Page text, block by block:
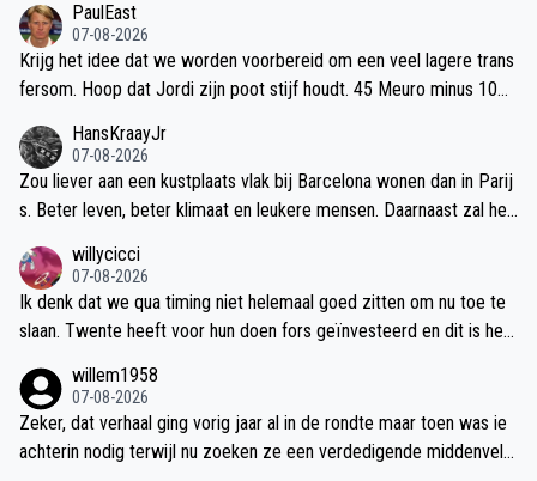
PaulEast
07-08-2026
Krijg het idee dat we worden voorbereid om een veel lagere trans
fersom. Hoop dat Jordi zijn poot stijf houdt. 45 Meuro minus 10%
een transfer. Niet slechter.
HansKraayJr
07-08-2026
Zou liever aan een kustplaats vlak bij Barcelona wonen dan in Parij
s. Beter leven, beter klimaat en leukere mensen. Daarnaast zal het
pelers en in een leukere competitie. Beide spelen in de CL. Ik zou
ook Barca boven Parijs verkiezen.
willycicci
07-08-2026
Ik denk dat we qua timing niet helemaal goed zitten om nu toe te
slaan. Twente heeft voor hun doen fors geïnvesteerd en dit is het
joen en dat zal na dit seizoen echt richting de 20 tot 30 gaan als hi
j zo doorgaat. Geruchten gaan al dat er een bod van 18 miljoen is
afgewezen. Je had misschien kans gehad direct na afloop van vori
willem1958
07-08-2026
Zeker, dat verhaal ging vorig jaar al in de rondte maar toen was ie
achterin nodig terwijl nu zoeken ze een verdedigende middenveld